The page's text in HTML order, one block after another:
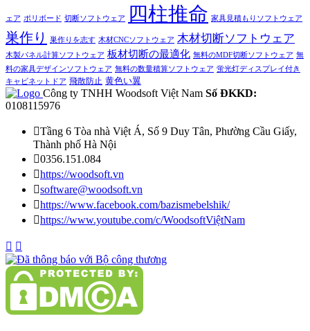
ェア ポリボード 切断ソフトウェア 四柱推命 家具見積もりソフトウェア
巣作り 巣作りを志す 木材CNCソフトウェア 木材切断ソフトウェア
木製パネル計算ソフトウェア 板材切断の最適化 無料のMDF切断ソフトウェア 無
料の家具デザインソフトウェア 無料の数量積算ソフトウェア 蛍光灯ディスプレイ付き
キャビネットドア 飛散防止 黄色い翼
Công ty TNHH Woodsoft Việt Nam Số ĐKKD:
0108115976
Tầng 6 Tòa nhà Việt Á, Số 9 Duy Tân, Phường Cầu Giấy,
Thành phố Hà Nội
0356.151.084
https://woodsoft.vn
software@woodsoft.vn
https://www.facebook.com/bazismebelshik/
https://www.youtube.com/c/WoodsoftViệtNam
 